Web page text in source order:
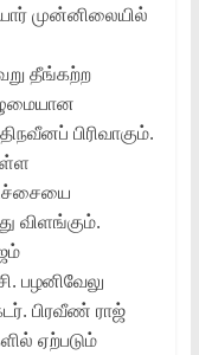
முன்னிலையில்
தீங்கற்ற
பிரிவாகும்.
விளங்கும்.
பழனிவேலு
பிரவீண் ராஜ்
ஏற்படும்